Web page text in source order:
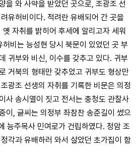
을 와 사약을 받았던 곳으로, 조광조 선
유허비이다. 적려란 유배되어 간 곳을
자취를 밝히어 후세에 알리고자 세워
비는 능성현 당시 북문이 있었던 곳 부
귀부와 비신, 이수를 갖추고 있다. 귀부
거북의 형태만 갖추었고 귀부도 형상만
광조 선생의 자취를 기록한 비문은 의정
사 송시열이 짓고 전서는 충청도 관찰사
이, 글씨는 의정부 좌참찬 송준길이 썼으
주목사 민여로가 건립하였다. 정암 조
각과 유배하러 와서 살았던 초가집이 함